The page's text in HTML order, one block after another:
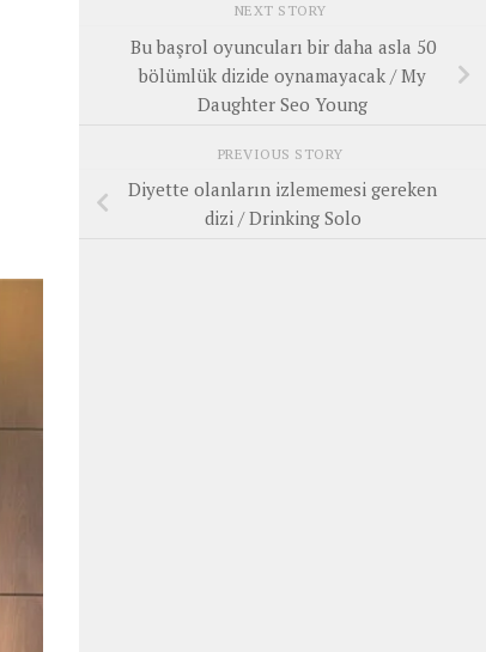
NEXT STORY
Bu başrol oyuncuları bir daha asla 50
bölümlük dizide oynamayacak / My
Daughter Seo Young
PREVIOUS STORY
Diyette olanların izlememesi gereken
dizi / Drinking Solo